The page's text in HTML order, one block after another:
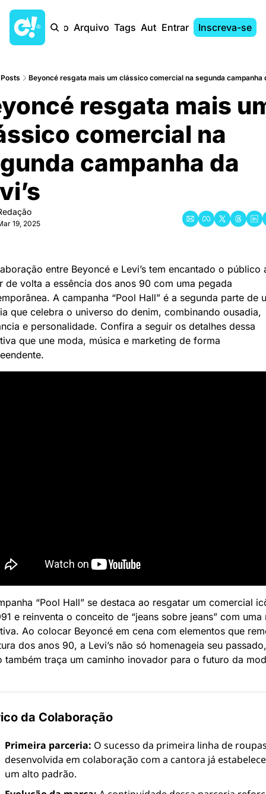
Início Arquivo Tags AutoresEntrar Inscreva-se
Posts Beyoncé resgata mais um clássico comercial na segunda campanha
resgata mais
comercial na
campanha da
19, 2025
entre Beyoncé e Levi’s tem encantado o público
de volta a essência dos anos 90 com uma pegada
A campanha “Pool Hall” é a segunda parte de
que celebra o universo do denim, combinando ousadia,
e personalidade. Confira a seguir os detalhes dessa
que une moda, música e marketing de forma
“Pool Hall” se destaca ao resgatar um comercial
e reinventa o conceito de “jeans sobre jeans” com uma
Ao colocar Beyoncé em cena com elementos que
dos anos 90, a Levi’s não só homenageia seu passado,
também traça um caminho inovador para o futuro da
da Colaboração
Primeira parceria: O sucesso da primeira linha de
desenvolvida em colaboração com a cantora já
um alto padrão.